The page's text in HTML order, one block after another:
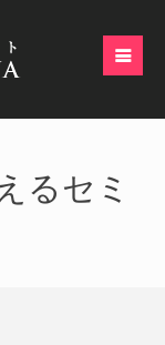
るセミ